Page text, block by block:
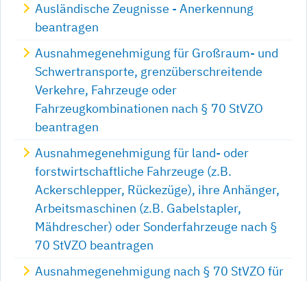
Ausländische Zeugnisse - Anerkennung
beantragen
Ausnahmegenehmigung für Großraum- und
Schwertransporte, grenzüberschreitende
Verkehre, Fahrzeuge oder
Fahrzeugkombinationen nach § 70 StVZO
beantragen
Ausnahmegenehmigung für land- oder
forstwirtschaftliche Fahrzeuge (z.B.
Ackerschlepper, Rückezüge), ihre Anhänger,
Arbeitsmaschinen (z.B. Gabelstapler,
Mähdrescher) oder Sonderfahrzeuge nach §
70 StVZO beantragen
Ausnahmegenehmigung nach § 70 StVZO für